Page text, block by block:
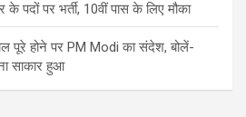
के पदों पर भर्ती, 10वीं पास के लिए मौका
पूरे होने पर PM Modi का संदेश, बोलें-
साकार हुआ